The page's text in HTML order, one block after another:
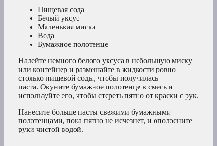
Пищевая сода
Белый уксус
Маленькая миска
Вода
Бумажное полотенце
Налейте немного белого уксуса в небольшую миску
или контейнер и размешайте в жидкости ровно
столько пищевой соды, чтобы получилась
паста. Окуните бумажное полотенце в смесь и
используйте его, чтобы стереть пятно от краски с рук.
Нанесите больше пасты свежими бумажными
полотенцами, пока пятно не исчезнет, и ополосните
руки чистой водой.